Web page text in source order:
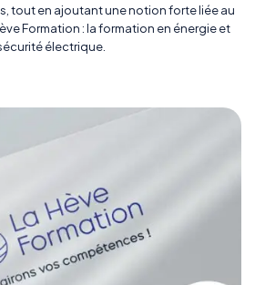
tout en ajoutant une notion forte liée au
Formation : la formation en énergie et
électrique.